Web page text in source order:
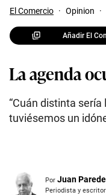
El Comercio · Opinion ·
Añadir El
La agenda
“Cuán distinta
tuviésemos un
Por Juan
Periodista y escritor